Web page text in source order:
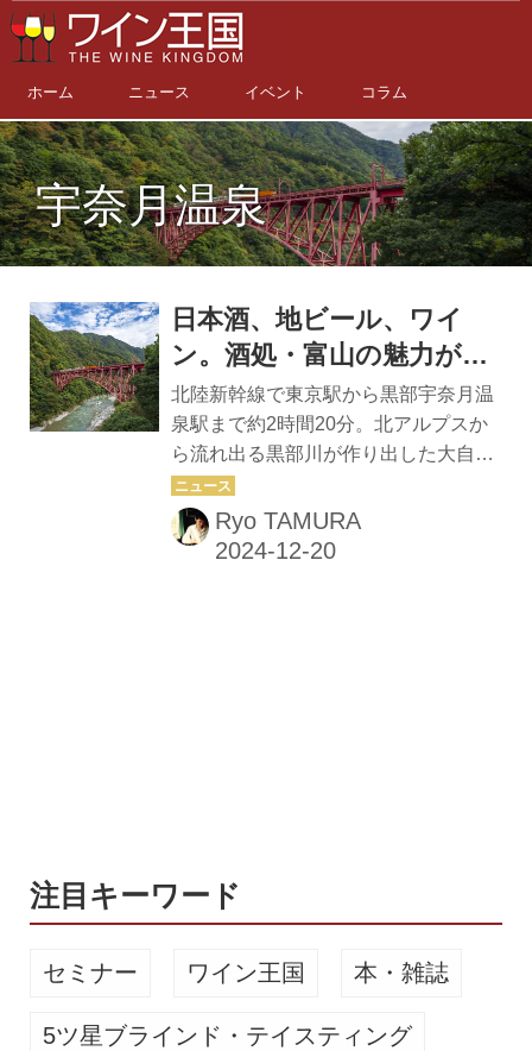
ホーム ニュース イベント コラム
宇奈月温泉
日本酒、地ビール、ワイ
ン。酒処・富山の魅力がぎ
ゅっと詰まった 「黒部・宇
奈月温泉 ぶらり町歩き」
北陸新幹線で東京駅から黒部宇奈月温
泉駅まで約2時間20分。北アルプスか
ら流れ出る黒部川が作り出した大自然
と、湯煙上がる温泉、そして富山の美
酒＆美味が待つ峡谷の温泉郷へ、レッ
ツゴー！ 黒部川とともに開けた町並み
Ryo TAMURA
注目キーワード
セミナー ワイン王国 本・雑誌
5ツ星ブラインド・テイスティング